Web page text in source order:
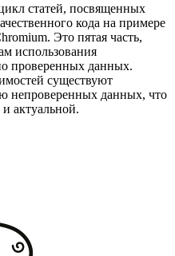
статей, посвященных
кода на примере
Это пятая часть,
использования
проверенных данных.
существуют
непроверенных данных, что
актуальной.